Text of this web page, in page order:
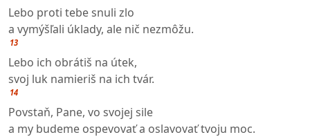
Lebo proti tebe snuli zlo
a vymýšľali úklady, ale nič nezmôžu.
13
Lebo ich obrátiš na útek,
svoj luk namieriš na ich tvár.
14
Povstaň, Pane, vo svojej sile
a my budeme ospevovať a oslavovať tvoju moc.